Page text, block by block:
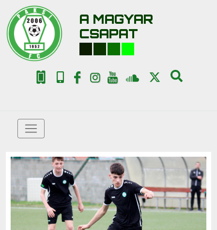
A MAGYAR
CSAPAT